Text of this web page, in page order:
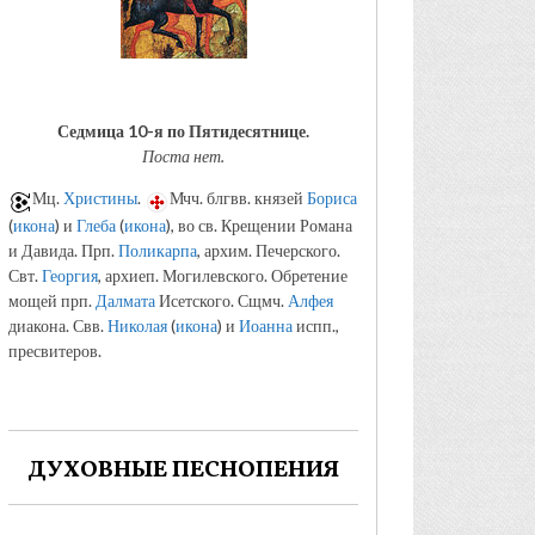
Седмица 10-я по Пятидесятнице.
Поста нет.
Мц. Христины. Мчч. блгвв. князей Бориса
(икона) и Глеба(икона), во св. Крещении Романа
и Давида. Прп.Поликарпа, архим. Печерского.
Свт.Георгия, архиеп. Могилевского. Обретение
мощей прп. ДалматаИсетского. Сщмч. Алфея
диакона. Свв.Николая(икона) и Иоаннаиспп.,
пресвитеров.
ДУХОВНЫЕ ПЕСНОПЕНИЯ